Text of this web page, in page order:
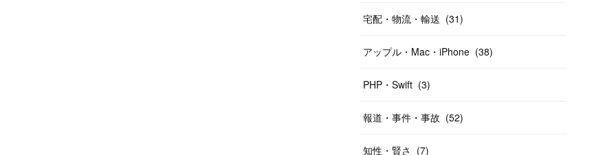
宅配・物流・輸送 (31)
アップル・Mac・iPhone (38)
PHP・Swift (3)
報道・事件・事故 (52)
知性・賢さ (7)